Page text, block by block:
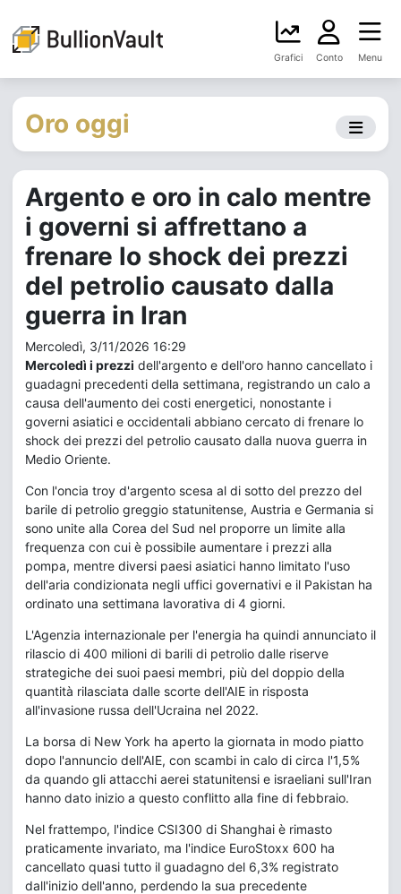
Grafici Conto Menu
Oro oggi
Argento e oro in calo mentre
i governi si affrettano a
frenare lo shock dei prezzi
del petrolio causato dalla
guerra in Iran
Mercoledì, 3/11/2026 16:29
Mercoledì i prezzi dell'argento e dell'oro hanno cancellato i
guadagni precedenti della settimana, registrando un calo a
causa dell'aumento dei costi energetici, nonostante i
governi asiatici e occidentali abbiano cercato di frenare lo
shock dei prezzi del petrolio causato dalla nuova guerra in
Medio Oriente.
Con l'oncia troy d'argento scesa al di sotto del prezzo del
barile di petrolio greggio statunitense, Austria e Germania si
sono unite alla Corea del Sud nel proporre un limite alla
frequenza con cui è possibile aumentare i prezzi alla
pompa, mentre diversi paesi asiatici hanno limitato l'uso
dell'aria condizionata negli uffici governativi e il Pakistan ha
ordinato una settimana lavorativa di 4 giorni.
L'Agenzia internazionale per l'energia ha quindi annunciato il
rilascio di 400 milioni di barili di petrolio dalle riserve
strategiche dei suoi paesi membri, più del doppio della
quantità rilasciata dalle scorte dell'AIE in risposta
all'invasione russa dell'Ucraina nel 2022.
La borsa di New York ha aperto la giornata in modo piatto
dopo l'annuncio dell'AIE, con scambi in calo di circa l'1,5%
da quando gli attacchi aerei statunitensi e israeliani sull'Iran
hanno dato inizio a questo conflitto alla fine di febbraio.
Nel frattempo, l'indice CSI300 di Shanghai è rimasto
praticamente invariato, ma l'indice EuroStoxx 600 ha
cancellato quasi tutto il guadagno del 6,3% registrato
dall'inizio dell'anno, perdendo la sua precedente